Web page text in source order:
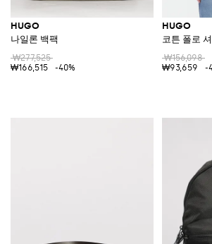
HUGO
나일론 백팩
₩277,525
₩166,515
-40%
HUGO
코튼 폴로
₩156,098
₩93,659
-